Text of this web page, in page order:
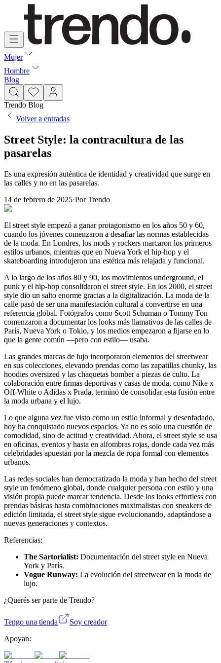
Mujer
Hombre
Blog
Trendo Blog
Volver a entradas
Street Style: la contracultura de las
pasarelas
Es una expresión auténtica de identidad y creatividad que surge en
las calles y no en las pasarelas.
14 de febrero de 2025·Por Trendo
El street style empezó a ganar protagonismo en los años 50 y 60,
cuando los jóvenes comenzaron a desafiar las normas establecidas
de la moda. En Londres, los mods y rockers marcaron los primeros
estilos urbanos, mientras que en Nueva York el hip-hop y el
skateboarding introdujeron una estética más relajada y funcional.
A lo largo de los años 80 y 90, los movimientos underground, el
punk y el hip-hop consolidaron el street style. En los 2000, el street
style dio un salto enorme gracias a la digitalización. La moda de la
calle pasó de ser una manifestación cultural a convertirse en una
referencia global. Fotógrafos como Scott Schuman o Tommy Ton
comenzaron a documentar los looks más llamativos de las calles de
París, Nueva York o Tokio, y los medios empezaron a fijarse en lo
que la gente común —pero con estilo— usaba.
Las grandes marcas de lujo incorporaron elementos del streetwear
en sus colecciones, elevando prendas como las zapatillas chunky, las
hoodies oversized y las chaquetas bomber a piezas de culto. La
colaboración entre firmas deportivas y casas de moda, como Nike x
Off-White o Adidas x Prada, terminó de consolidar esta fusión entre
la moda urbana y el lujo.
Lo que alguna vez fue visto como un estilo informal y desenfadado,
hoy ha conquistado nuevos espacios. Ya no es solo una cuestión de
comodidad, sino de actitud y creatividad. Ahora, el street style se usa
en oficinas, eventos y hasta en alfombras rojas, donde cada vez más
celebridades apuestan por la mezcla de ropa formal con elementos
urbanos.
Las redes sociales han democratizado la moda y han hecho del street
style un fenómeno global, donde cualquier persona con estilo y una
visión propia puede marcar tendencia. Desde los looks effortless con
prendas básicas hasta combinaciones maximalistas con sneakers de
edición limitada, el street style sigue evolucionando, adaptándose a
nuevas generaciones y contextos.
Referencias:
The Sartorialist: Documentación del street style en Nueva
York y París.
Vogue Runway: La evolución del streetwear en la moda de
lujo.
¿Querés ser parte de Trendo?
Tengo una tienda
Soy creador
Apoyan: